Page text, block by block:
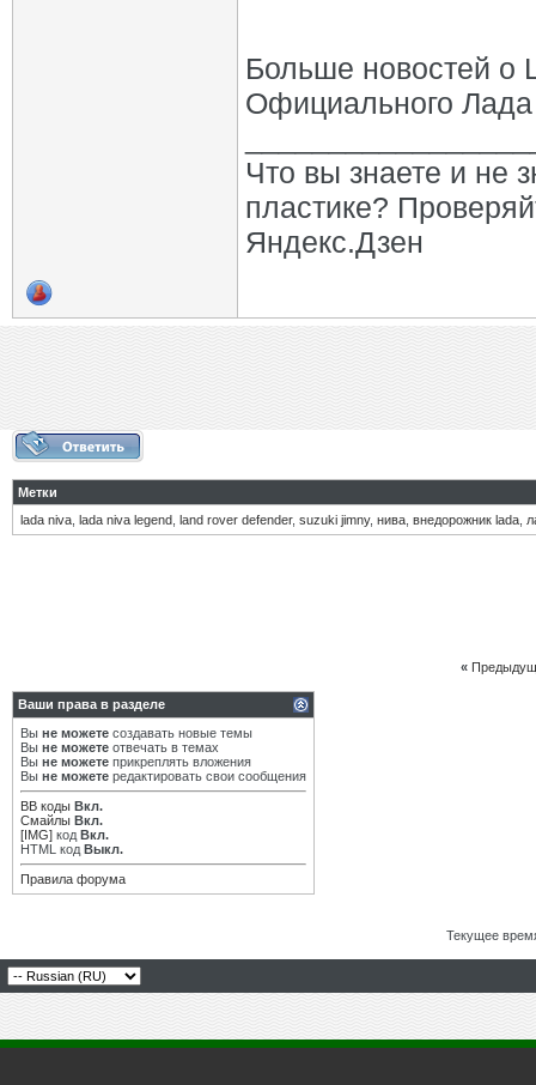
Больше новостей о
Официального
Что вы знаете и не
пластике?
Яндекс.Дзен
Метки
lada niva lada niva legend land rover defender, suzuki jimny, нива внедорожник lada
«
Ваши права в разделе
Вы не можете создавать новые темы
Вы не можете отвечать в темах
Вы не можете прикреплять вложения
Вы не можете редактировать свои сообщения
BB коды Вкл.
Смайлы Вкл.
[IMG] код Вкл.
HTML код Выкл.
Правила форума
Текущее